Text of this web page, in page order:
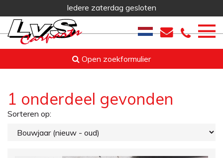
Iedere zaterdag gesloten
Open zoekformulier
1 onderdeel gevonden
Sorteren op: